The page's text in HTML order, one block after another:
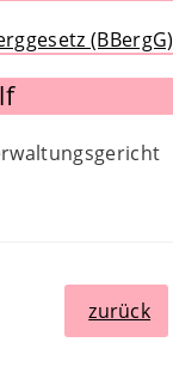
(BBergG)
zurück